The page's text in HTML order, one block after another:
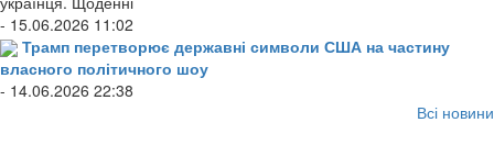
- 15.06.2026 11:02
Трамп перетворює державні символи США на частину
власного політичного шоу
- 14.06.2026 22:38
Всі новини